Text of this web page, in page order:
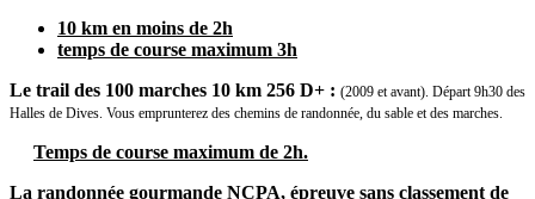
10 km en moins de 2h
temps de course maximum 3h
Le trail des 100 marches 10 km 256 D+ : (2009 et avant). Départ 9h30 des
Halles de Dives. Vous emprunterez des chemins de randonnée, du sable et des marches.
Temps de course maximum de 2h.
La randonnée gourmande NCPA, épreuve sans classement de